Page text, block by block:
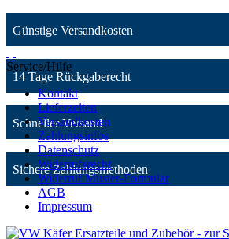
Günstige Versandkosten
14 Tage Rückgaberecht
Schneller Versand
Sichere Zahlungsmethoden
Service/Hilfe
Kontakt
Lieferzeiten
Versandkosten
Zahlungsinfos
Datenschutz
Widerrufsrecht
Widerruf Muster-Formular
AGB
Impressum